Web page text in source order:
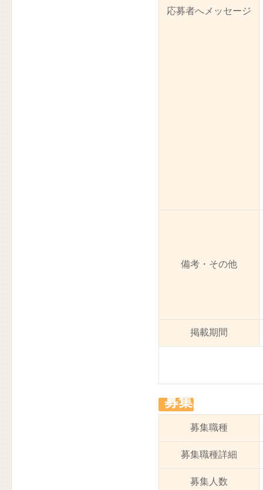
応募者へメッセージ
備考・その他
掲載期間
募集2
募集職種
募集職種詳細
募集人数